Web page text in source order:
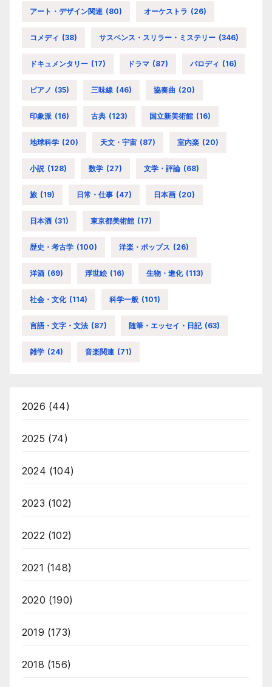
アート・デザイン関連 (80) オーケストラ (26)
コメディ (38) サスペンス・スリラー・ミステリー (346)
ドキュメンタリー (17) ドラマ (87) パロディ (16)
ピアノ (35) 三味線 (46) 協奏曲 (20)
印象派 (16) 古典 (123) 国立新美術館 (16)
地球科学 (20) 天文・宇宙 (87) 室内楽 (20)
小説 (128) 数学 (27) 文学・評論 (68)
旅 (19) 日常・仕事 (47) 日本画 (20)
日本酒 (31) 東京都美術館 (17)
歴史・考古学 (100) 洋楽・ポップス (26)
洋酒 (69) 浮世絵 (16) 生物・進化 (113)
社会・文化 (114) 科学一般 (101)
言語・文字・文法 (87) 随筆・エッセイ・日記 (63)
雑学 (24) 音楽関連 (71)
2026 (44)
2025 (74)
2024 (104)
2023 (102)
2022(102)
2021 (148)
2020 (190)
2019 (173)
2018 (156)